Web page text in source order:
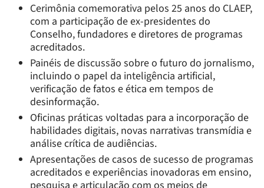
Cerimônia comemorativa pelos 25 anos do CLAEP,
com a participação de ex-presidentes do
Conselho, fundadores e diretores de programas
acreditados.
Painéis de discussão sobre o futuro do jornalismo,
incluindo o papel da inteligência artificial,
verificação de fatos e ética em tempos de
desinformação.
Oficinas práticas voltadas para a incorporação de
habilidades digitais, novas narrativas transmídia e
análise crítica de audiências.
Apresentações de casos de sucesso de programas
acreditados e experiências inovadoras em ensino,